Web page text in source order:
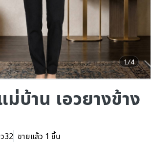
1/4
ม่บ้าน เอวยางข้าง
32 ขายแล้ว 1 ชิ้น